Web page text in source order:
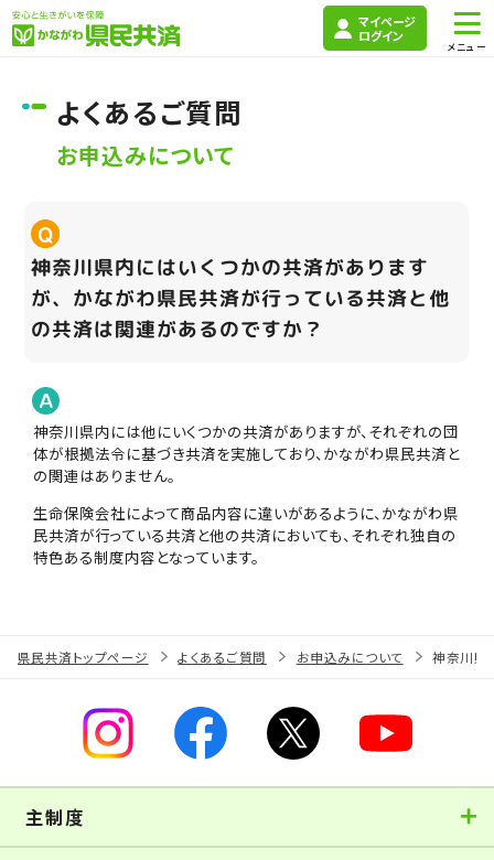
マイページ
ログイン
よくあるご質問
お申込みについて
神奈川県内にはいくつかの共済があります
が、かながわ県民共済が行っている共済と他
の共済は関連があるのですか？
神奈川県内には他にいくつかの共済がありますが、それぞれの団
体が根拠法令に基づき共済を実施しており、かながわ県民共済と
の関連はありません。
生命保険会社によって商品内容に違いがあるように、かながわ県
民共済が行っている共済と他の共済においても、それぞれ独自の
特色ある制度内容となっています。
県民共済トップページ よくあるご質問 お申込みについて 神奈川県
主制度